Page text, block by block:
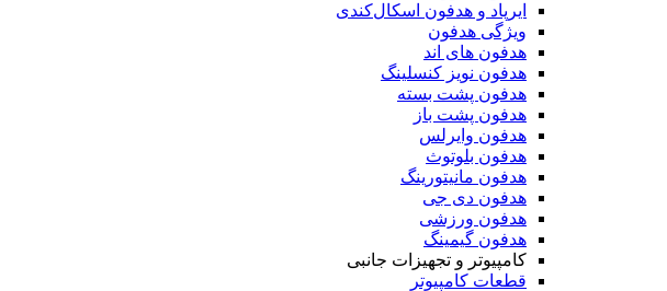
ایرپاد و هدفون اسکال‌کندی
ویژگی هدفون
هدفون های اند
هدفون نویز کنسلینگ
هدفون پشت بسته
هدفون پشت باز
هدفون وایرلس
هدفون بلوتوث
هدفون مانیتورینگ
هدفون دی جی
هدفون ورزشی
هدفون گیمینگ
کامپیوتر و تجهیزات جانبی
قطعات کامپیوتر